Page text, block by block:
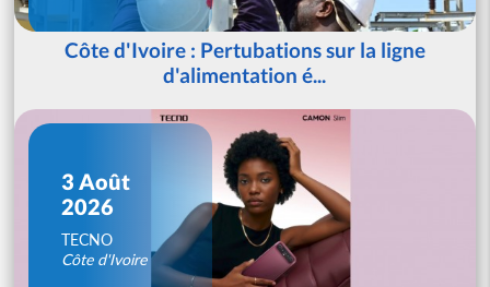
Côte d'Ivoire : Pertubations sur la ligne
d'alimentation é...
3 Août
2026
TECNO
Côte d'Ivoire